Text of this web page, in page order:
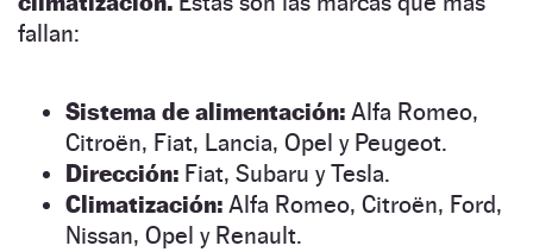
fallan:
Sistema de alimentación: Alfa Romeo,
Citroën, Fiat, Lancia, Opel y Peugeot.
Dirección: Fiat, Subaru y Tesla.
Climatización: Alfa Romeo, Citroën, Ford,
Nissan, Opel y Renault.